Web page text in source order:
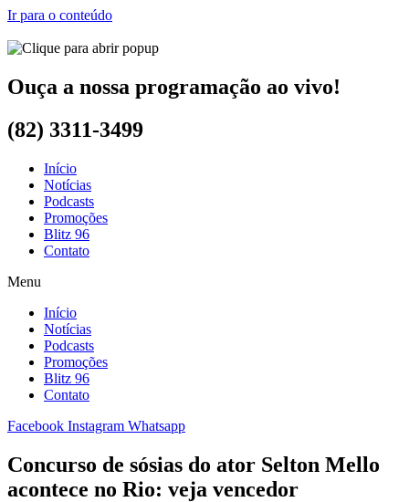
Ir para o conteúdo
Ouça a nossa programação ao vivo!
(82) 3311-3499
Início
Notícias
Podcasts
Promoções
Blitz 96
Contato
Menu
Início
Notícias
Podcasts
Promoções
Blitz 96
Contato
Facebook Instagram Whatsapp
Concurso de sósias do ator Selton Mello
acontece no Rio: veja vencedor